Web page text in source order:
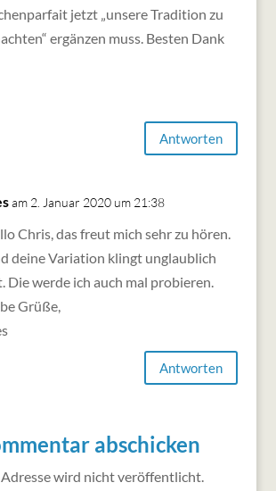
jetzt „unsere Tradition zu
ergänzen muss. Besten Dank
Antworten
am 2. Januar 2020 um 21:38
Chris, das freut mich sehr zu hören.
deine Variation klingt unglaublich
Die werde ich auch mal probieren.
Grüße,
Antworten
abschicken
wird nicht veröffentlicht.